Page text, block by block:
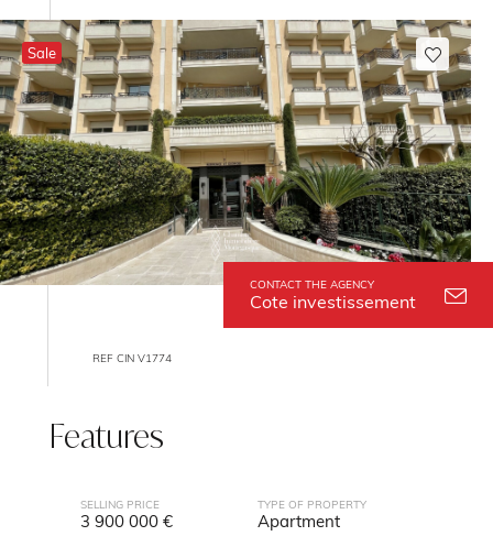
CONTACT THE AGENCY
Cote investissement
Sale
REF CIN V1774
Features
SELLING PRICE
3 900 000 €
TYPE OF PROPERTY
Apartment